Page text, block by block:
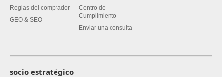
Reglas del comprador
GEO & SEO
Centro de
Cumplimiento
Enviar una consulta
socio estratégico